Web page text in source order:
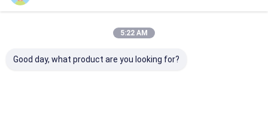
5:22 AM
Good day, what product are you looking for?